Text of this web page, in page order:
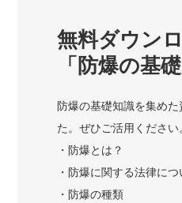
無料ダウン
「防爆の基
防爆の基礎知識を集め
た。ぜひご活用ください
・防爆とは？
・防爆に関する法律につ
・防爆の種類